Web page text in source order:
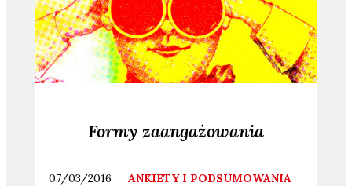
Formy zaangażowania
07/03/2016
ANKIETY I PODSUMOWANIA